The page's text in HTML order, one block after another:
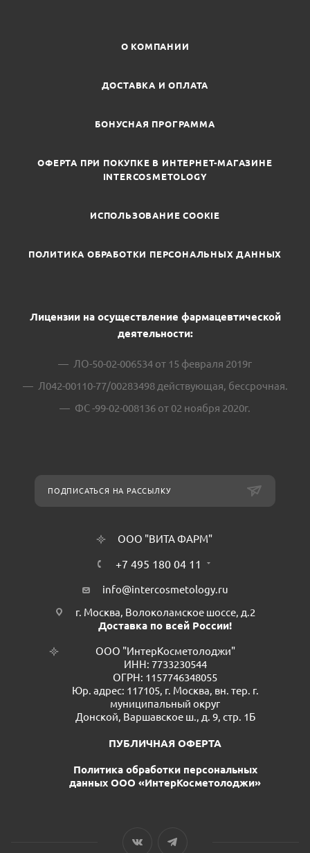
О КОМПАНИИ
ДОСТАВКА И ОПЛАТА
БОНУСНАЯ ПРОГРАММА
ОФЕРТА ПРИ ПОКУПКЕ В ИНТЕРНЕТ-МАГАЗИНЕ
INTERCOSMETOLOGY
ИСПОЛЬЗОВАНИЕ COOKIE
ПОЛИТИКА ОБРАБОТКИ ПЕРСОНАЛЬНЫХ ДАННЫХ
Лицензии на осуществление фармацевтической
деятельности:
ЛО-50-02-006534 от 15 февраля 2019г
Л042-00110-77/00283498 действующая, бессрочная.
ФС -99-02-008136 от 02 ноября 2020г.
ПОДПИСАТЬСЯ НА РАССЫЛКУ
ООО "ВИТА ФАРМ"
+7 495 180 04 11
info@intercosmetology.ru
г. Москва, Волоколамское шоссе, д.2
Доставка по всей России!
ООО "ИнтерКосметолоджи"
ИНН: 7733230544
ОГРН: 1157746348055
Юр. адрес: 117105, г. Москва, вн. тер. г.
муниципальный округ
Донской, Варшавское ш., д. 9, стр. 1Б
ПУБЛИЧНАЯ ОФЕРТА
Политика обработки персональных
данных ООО «ИнтерКосметолоджи»